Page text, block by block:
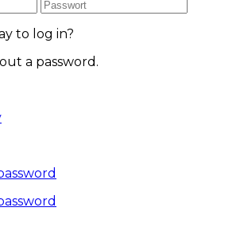
to log in?
a password.